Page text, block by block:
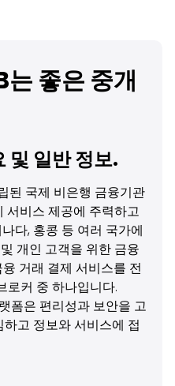
좋은 중개
및 일반 정보.
된 국제 비은행 금융기관
서비스 제공에 주력하고
다, 홍콩 등 여러 국가에
개인 고객을 위한 금융
거래 결제 서비스를 전
로커 중 하나입니다.
폼은 편리성과 보안을 고
고 정보와 서비스에 접